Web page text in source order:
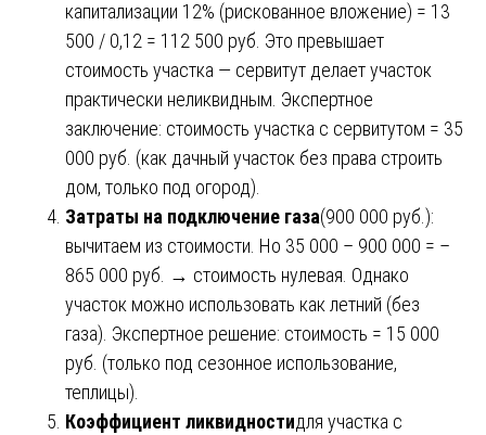
капитализации 12% (рискованное вложение) = 13
500 / 0,12 = 112 500 руб. Это превышает
стоимость участка — сервитут делает участок
практически неликвидным. Экспертное
заключение: стоимость участка с сервитутом = 35
000 руб. (как дачный участок без права строить
дом, только под огород).
Затраты на подключение газа(900 000 руб.):
вычитаем из стоимости. Но 35 000 – 900 000 = –
865 000 руб. → стоимость нулевая. Однако
участок можно использовать как летний (без
газа). Экспертное решение: стоимость = 15 000
руб. (только под сезонное использование,
теплицы).
Коэффициент ликвидностидля участка с